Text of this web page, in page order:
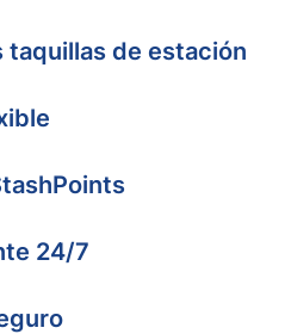
taquillas de estación
24/7